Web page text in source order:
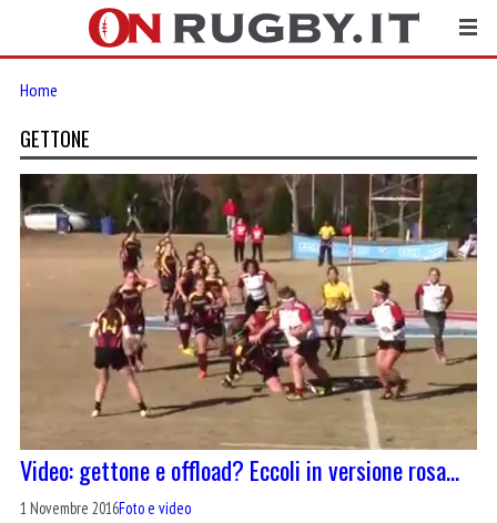
Home
GETTONE
Video: gettone e offload? Eccoli in versione rosa…
1 Novembre 2016Foto e video